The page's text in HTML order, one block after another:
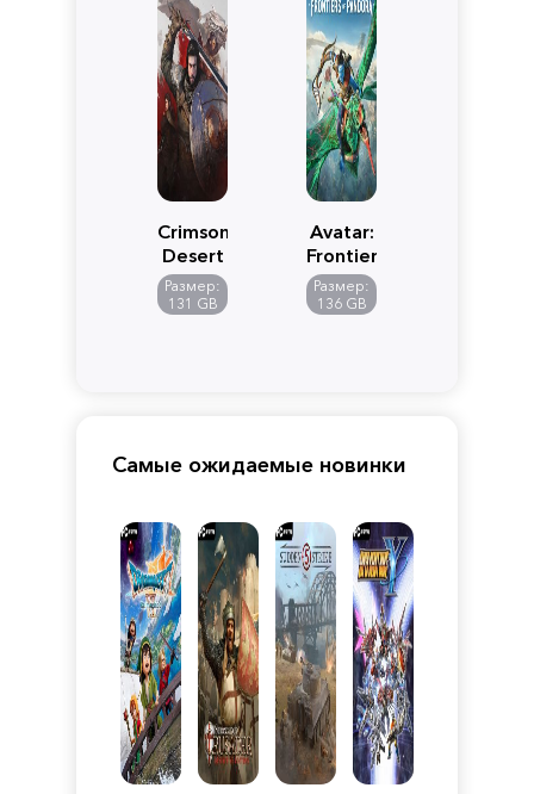
Crimson
Desert
Размер:
131 GB
Avatar:
Frontiers
of
Pandora
Размер:
136 GB
Самые ожидаемые новинки